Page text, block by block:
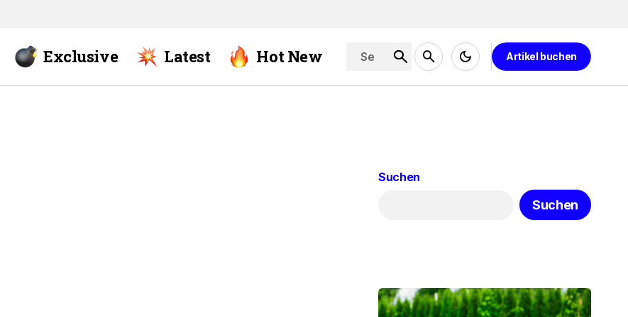
Exclusive Latest Hot New Artikel buchen
Suchen
Suchen